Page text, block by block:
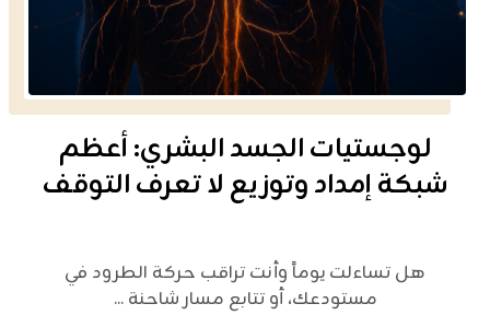
لوجستيات الجسد البشري: أعظم
شبكة إمداد وتوزيع لا تعرف التوقف
هل تساءلت يوماً وأنت تراقب حركة الطرود في
مستودعك، أو تتابع مسار شاحنة ...